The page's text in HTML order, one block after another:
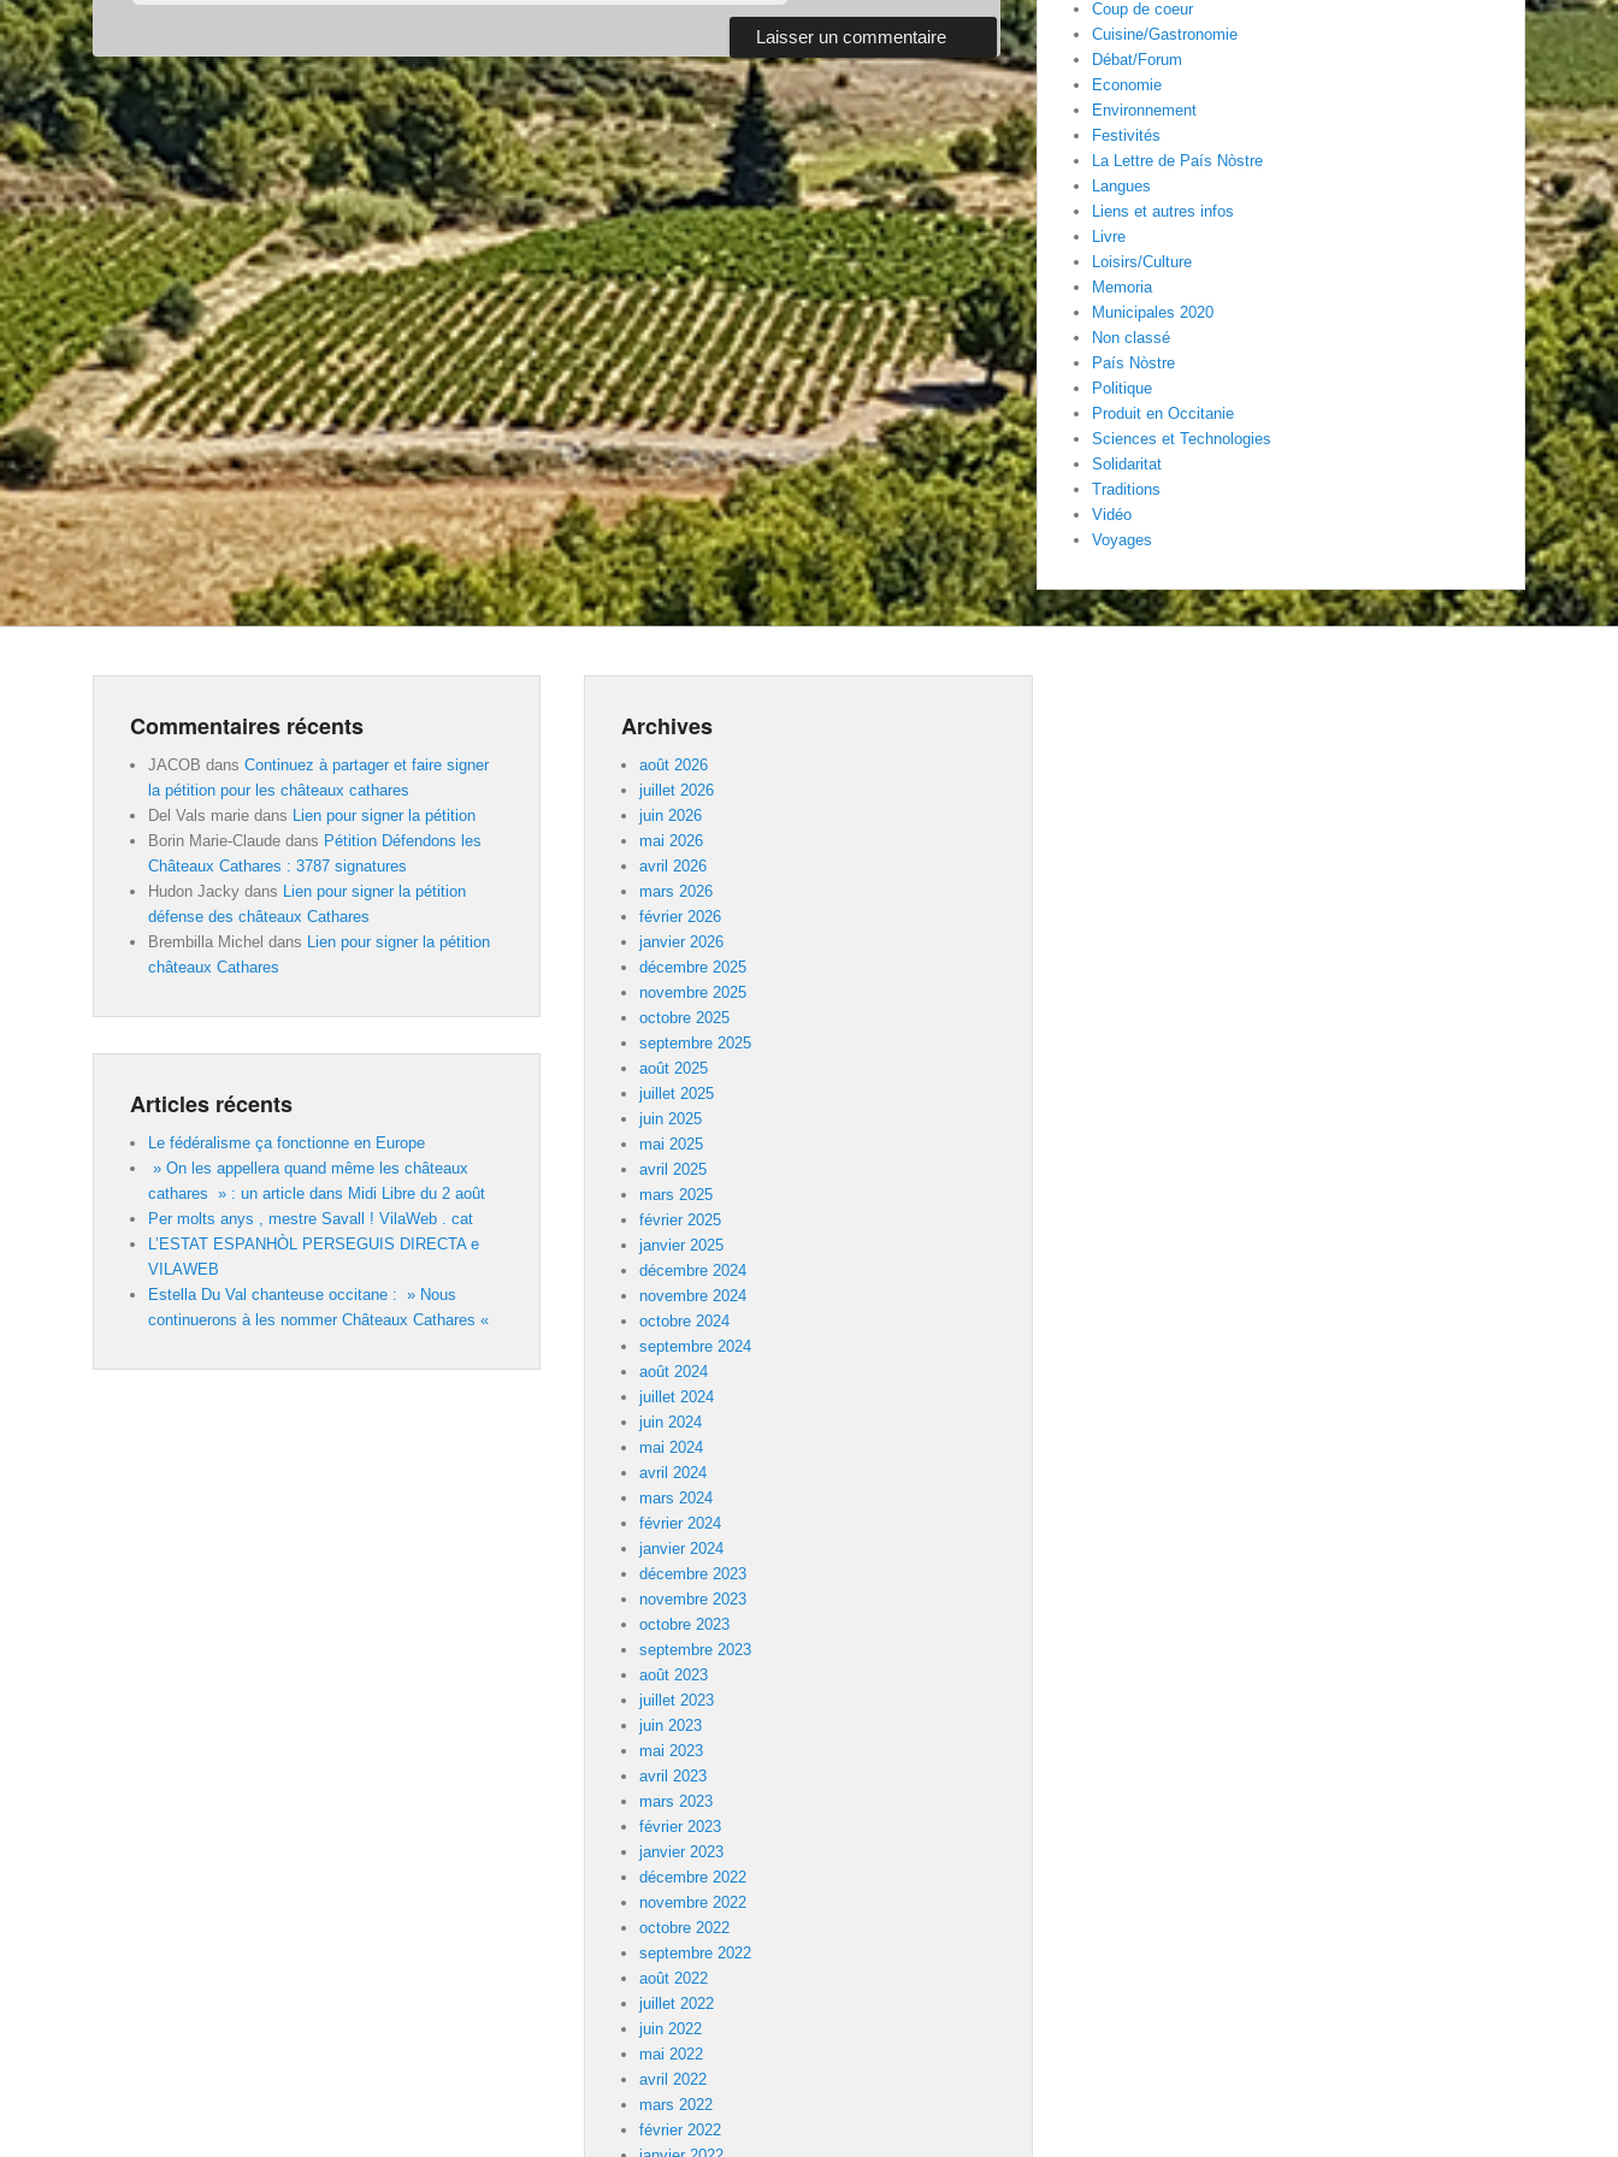
Coup de coeur
Cuisine/Gastronomie
Débat/Forum
Economie
Environnement
Festivités
La Lettre de País Nòstre
Langues
Liens et autres infos
Livre
Loisirs/Culture
Memoria
Municipales 2020
Non classé
País Nòstre
Politique
Produit en Occitanie
Sciences et Technologies
Solidaritat
Traditions
Vidéo
Voyages
Commentaires récents
JACOB dans Continuez à partager et faire signer
la pétition pour les châteaux cathares
Del Vals marie dans
Lien pour signer la pétition
Borin Marie-Claude dans Pétition Défendons les
Châteaux Cathares : 3787 signatures
Hudon Jacky dans
Lien pour signer la pétition
défense des châteaux Cathares
Brembilla Michel dans
Lien pour signer la pétition
châteaux Cathares
Articles récents
Le fédéralisme ça fonctionne en Europe
» On les appellera quand même les châteaux
cathares » : un article dans Midi Libre du 2 août
Per molts anys , mestre Savall ! VilaWeb . cat
L’ESTAT ESPANHÒL PERSEGUIS DIRECTA e
VILAWEB
Estella Du Val chanteuse occitane : » Nous
continuerons à les nommer Châteaux Cathares «
Archives
août 2026
juillet 2026
juin 2026
mai 2026
avril 2026
mars 2026
février 2026
janvier 2026
décembre 2025
novembre 2025
octobre 2025
septembre 2025
août 2025
juillet 2025
juin 2025
mai 2025
avril 2025
mars 2025
février 2025
janvier 2025
décembre 2024
novembre 2024
octobre 2024
septembre 2024
août 2024
juillet 2024
juin 2024
mai 2024
avril 2024
mars 2024
février 2024
janvier 2024
décembre 2023
novembre 2023
octobre 2023
septembre 2023
août 2023
juillet 2023
juin 2023
mai 2023
avril 2023
mars 2023
février 2023
janvier 2023
décembre 2022
novembre 2022
octobre 2022
septembre 2022
août 2022
juillet 2022
juin 2022
mai 2022
avril 2022
mars 2022
février 2022